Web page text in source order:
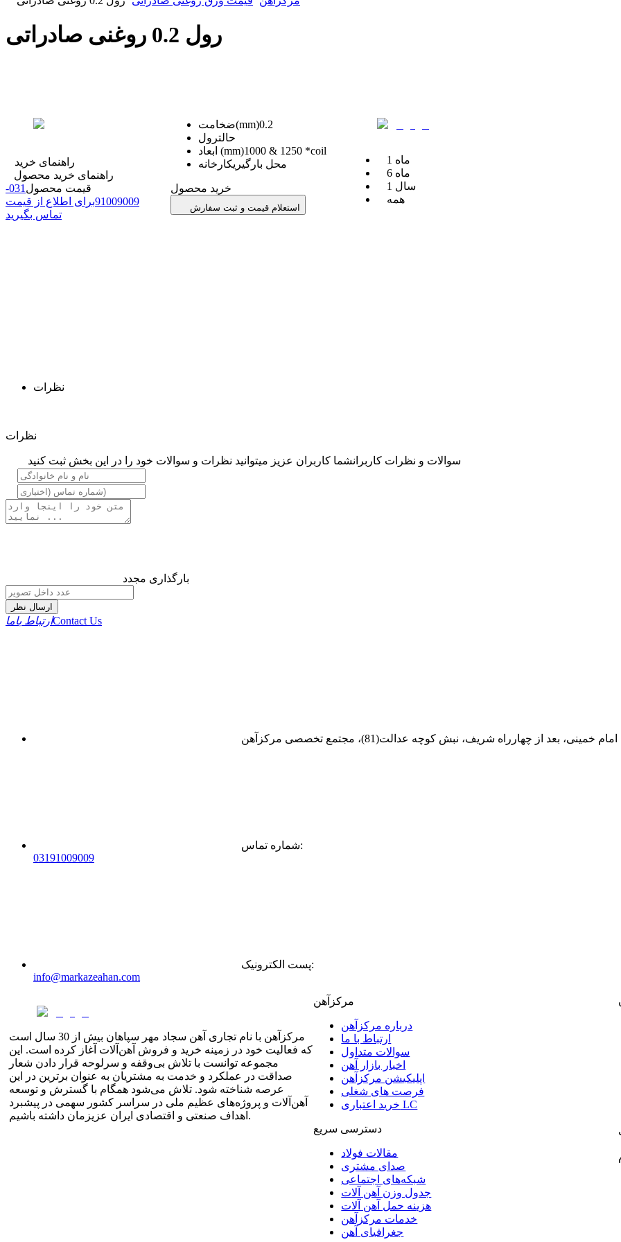
رول 0.2 روغنی صادراتی
راهنمای خرید
راهنمای خرید محصول
قیمت محصول
031
-
91009009برای اطلاع از قیمت
تماس بگیرید
ضخامت(mm)0.2
حالترول
ابعاد (mm)1000 & 1250 *coil
محل بارگیریکارخانه
خرید محصول
استعلام قیمت و ثبت سفارش
1 ماه
6 ماه
1 سال
همه
نظرات
نظرات
سوالات و نظرات کاربرانشما کاربران عزیز میتوانید نظرات و سوالات خود را در این بخش ثبت کنید
بارگذاری مجدد
ارسال نظر
ارتباط باماContact Us
خمینی، بعد از چهارراه شریف، نبش کوچه عدالت(81)، مجتمع تخصصی مرکزآهن
شماره تماس:
03191009009
پست الکترونیک:
info@markazeahan.com
مرکزآهن با نام تجاری آهن سجاد مهر سپاهان بیش از 30 سال است
که فعالیت خود در زمینه خرید و فروش آهن‌آلات آغاز کرده است. این
مجموعه توانست با تلاش بی‌وقفه و سرلوحه قرار دادن شعار
صداقت در عملکرد و خدمت به مشتریان به عنوان برترین در این
عرصه شناخته شود. تلاش می‌شود همگام با گسترش و توسعه
آهن‌آلات و پروژه‌های عظیم ملی در سراسر کشور سهمی در پیشبرد
اهداف صنعتی و اقتصادی ایران عزیزمان داشته باشیم.
مرکزآهن
درباره مرکزآهن
ارتباط با ما
سوالات متداول
اخبار بازار آهن
اپلیکیشن مرکزآهن
فرصت های شغلی
خرید اعتباری LC
دسترسی سریع
مقالات فولاد
صدای مشتری
شبکه‌های اجتماعی
جدول وزن آهن آلات
هزینه حمل آهن آلات
خدمات مرکزآهن
جغرافیای آهن